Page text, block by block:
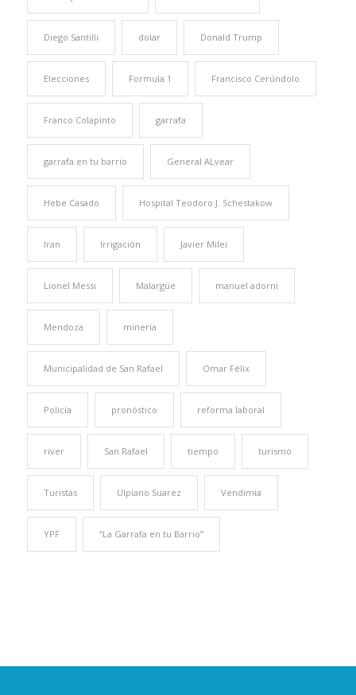
Diego Santilli dolar Donald Trump
Elecciones Formula 1 Francisco Cerúndolo
Franco Colapinto garrafa
garrafa en tu barrio General ALvear
Hebe Casado Hospital Teodoro J. Schestakow
Iran Irrigación Javier Milei
Lionel Messi Malargüe manuel adorni
Mendoza minería
Municipalidad de San Rafael Omar Félix
Policía pronóstico reforma laboral
river San Rafael tiempo turismo
Turistas Ulpiano Suarez Vendimia
YPF “La Garrafa en tu Barrio”